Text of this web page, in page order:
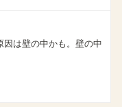
は壁の中かも。壁の中